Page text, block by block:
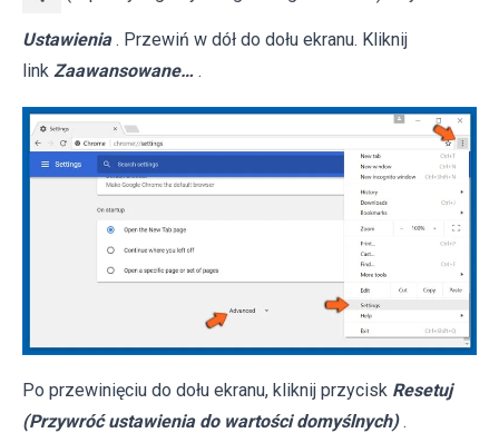
Ustawienia . Przewiń w dół do dołu ekranu. Kliknij
link Zaawansowane… .
Po przewinięciu do dołu ekranu, kliknij przycisk Resetuj
(Przywróć ustawienia do wartości domyślnych) .